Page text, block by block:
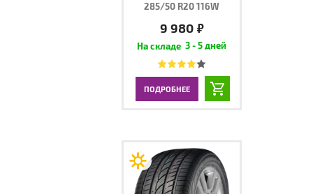
285/50 R20 116W
9 980 руб.
3 - 5 дней
ПОДРОБНЕЕ